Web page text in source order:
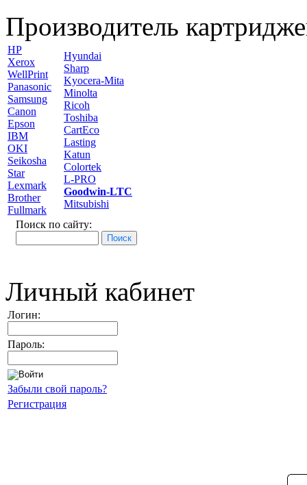
Производитель
HP
Xerox
WellPrint
Panasonic
Samsung
Canon
Epson
IBM
OKI
Seikosha
Star
Lexmark
Brother
Fullmark
Hyundai
Sharp
Kyocera-Mita
Minolta
Ricoh
Toshiba
CartEco
Lasting
Katun
Colortek
L-PRO
Goodwin-LTC
Mitsubishi
Поиск по сайту:
Личный кабинет
Логин:
Пароль:
Забыли свой пароль?
Регистрация